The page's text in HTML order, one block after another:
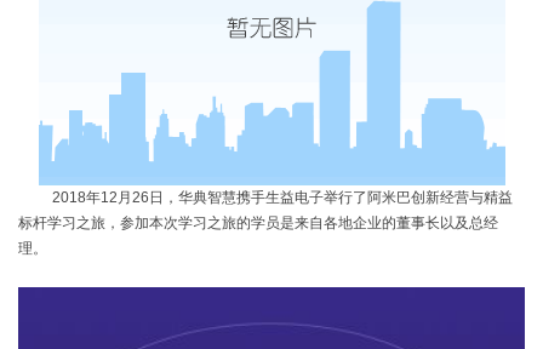
2018年12 月26 日，华典智慧携手生益电子举行了阿米巴创新经营与精益
标杆学习之旅，参加本次学习之旅的学员是来自各地企业的董事长以及总经
理。